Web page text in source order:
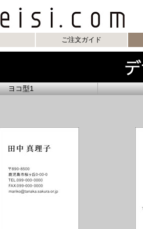
ご注文ガイド
ヨコ型1